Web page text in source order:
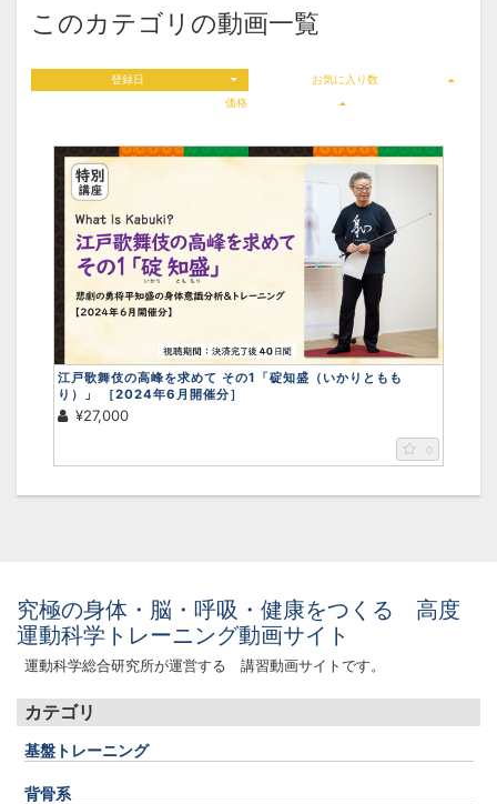
画面をクリックすると元に戻ります。
このカテゴリの動画一覧
登録日
お気に入り数
価格
江戸歌舞伎の高峰を求めて その1「碇知盛（いかりともも
り）」 ［2024年6月開催分］
¥27,000
0
究極の身体・脳・呼吸・健康をつくる 高度
運動科学トレーニング動画サイト
運動科学総合研究所が運営する 講習動画サイトです。
カテゴリ
基盤トレーニング
背骨系